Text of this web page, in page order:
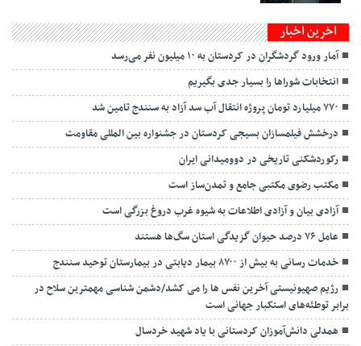
اخرین اخبار
آمار ورود گردشگران در کردستان به ۱۰ میلیون نفر می‌رسد
انتخابات شوراها را بسیار جدی بگیریم
۷۷۰ میلیارد تومان پروژه انتقال آب سد آزاد به سنندج تامین شد
درخشش فیلمسازان بسیجی کردستان در جشنواره بین المللی مقاومت
رکوردشکنی تاریخی در دوومیدانی ایران
مکتب رضوی مکتبی جامع و تمدن‌ساز است
آزادی بیان و آزادی اطلاعات به شیوه غرب دروغ بزرگی است
عامل ۷۶ درصد حیوان گزیدگی استان سگ‌ها هستند
خدمات رسانی به بیش از ۸۷۰۰ بیمار دیابتی در بیمارستان توحید سنندج
رژیم صهیونیستی آخرین نفس ها را می کشد/دشمن شناسی مهمترین سلاح در
برابر توطئه‌های استکبار جهانی است
همدلی دانش‌آموزان کردستانی با یاد شهید خردسال